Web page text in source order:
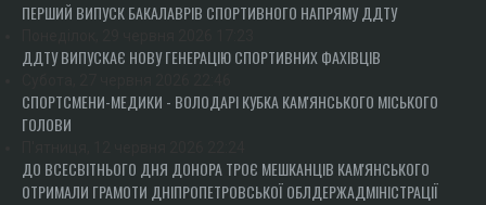
ПЕРШИЙ ВИПУСК БАКАЛАВРІВ СПОРТИВНОГО НАПРЯМУ ДДТУ
ДДТУ ВИПУСКАЄ НОВУ ГЕНЕРАЦІЮ СПОРТИВНИХ ФАХІВЦІВ
СПОРТСМЕНИ-МЕДИКИ - ВОЛОДАРІ КУБКА КАМ'ЯНСЬКОГО МІСЬКОГО
ГОЛОВИ
ДО ВСЕСВІТНЬОГО ДНЯ ДОНОРА ТРОЄ МЕШКАНЦІВ КАМ'ЯНСЬКОГО
ОТРИМАЛИ ГРАМОТИ ДНІПРОПЕТРОВСЬКОЇ ОБЛДЕРЖАДМІНІСТРАЦІЇ